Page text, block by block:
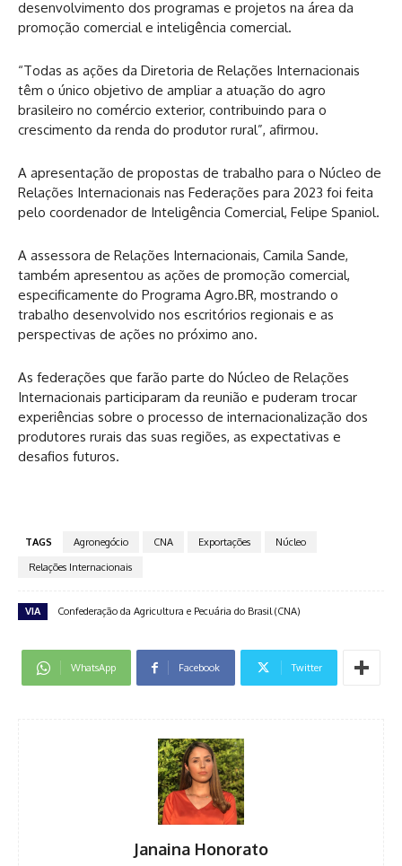
desenvolvimento dos programas e projetos na área da
promoção comercial e inteligência comercial.
“Todas as ações da Diretoria de Relações Internacionais
têm o único objetivo de ampliar a atuação do agro
brasileiro no comércio exterior, contribuindo para o
crescimento da renda do produtor rural”, afirmou.
A apresentação de propostas de trabalho para o Núcleo de
Relações Internacionais nas Federações para 2023 foi feita
pelo coordenador de Inteligência Comercial, Felipe Spaniol.
A assessora de Relações Internacionais, Camila Sande,
também apresentou as ações de promoção comercial,
especificamente do Programa Agro.BR, mostrando o
trabalho desenvolvido nos escritórios regionais e as
perspectivas de ações no próximo ano.
As federações que farão parte do Núcleo de Relações
Internacionais participaram da reunião e puderam trocar
experiências sobre o processo de internacionalização dos
produtores rurais das suas regiões, as expectativas e
desafios futuros.
TAGS Agronegócio CNA Exportações
Núcleo
Relações Internacionais
VIA Confederação da Agricultura e Pecuária do Brasil (CNA)
WhatsApp Facebook Twitter
Janaina Honorato